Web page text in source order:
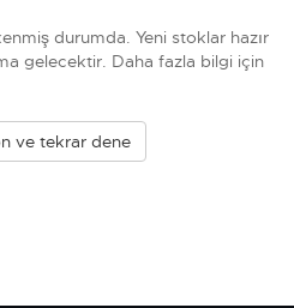
durumda. Yeni stoklar hazır
gelecektir. Daha fazla bilgi için
ve tekrar dene